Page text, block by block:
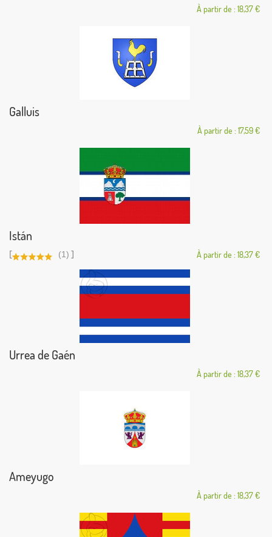
À partir de : 18,37 €
Galluis
À partir de : 17,59 €
Istán
[ (1) ] À partir de : 18,37 €
Urrea de Gaén
À partir de : 18,37 €
Ameyugo
À partir de : 18,37 €